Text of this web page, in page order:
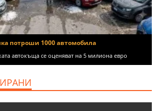
потроши 1000 автомобила
автокъща се оценяват на 5 милиона евро